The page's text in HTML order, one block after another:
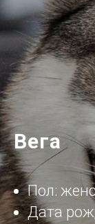
Вега
Пол:
Дата